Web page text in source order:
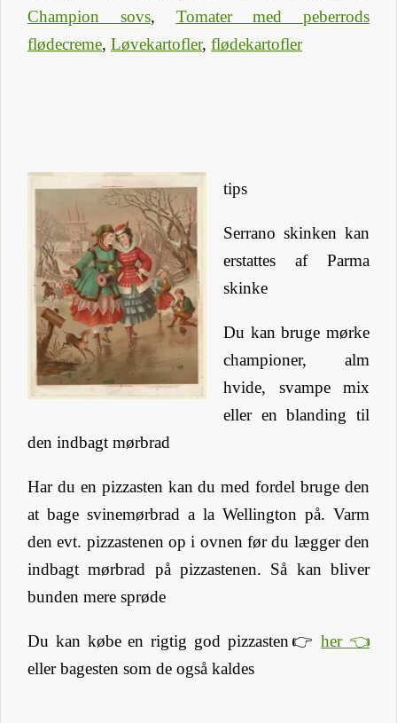
Champion sovs, Tomater med peberrods
flødecreme, Løvekartofler, flødekartofler
tips
Serrano skinken kan
erstattes af Parma
skinke
Du kan bruge mørke
championer, alm
hvide, svampe mix
eller en blanding til
den indbagt mørbrad
Har du en pizzasten kan du med fordel bruge den
at bage svinemørbrad a la Wellington på. Varm
den evt. pizzastenen op i ovnen før du lægger den
indbagt mørbrad på pizzastenen. Så kan bliver
bunden mere sprøde
Du kan købe en rigtig god pizzasten👉her 👈
eller bagesten som de også kaldes